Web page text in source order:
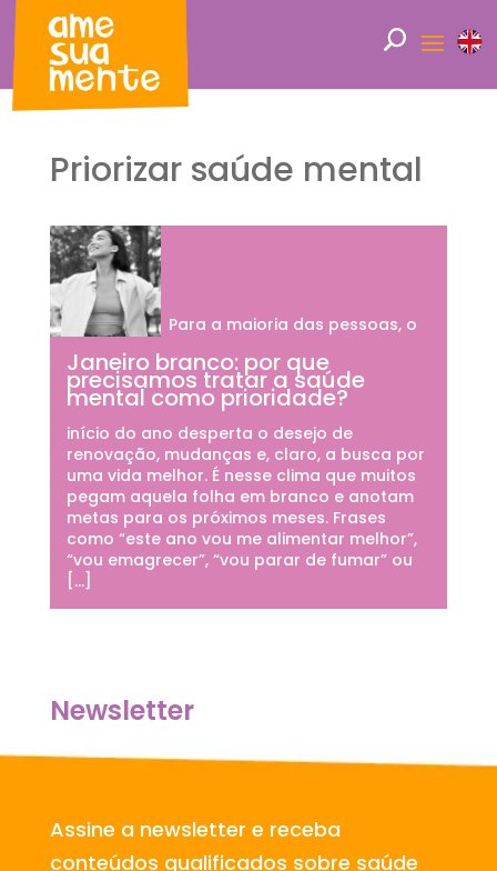
Priorizar saúde mental
Janeiro branco: por que
precisamos tratar a saúde
mental como prioridade?
Para a maioria das pessoas, o
início do ano desperta o desejo de
renovação, mudanças e, claro, a busca por
uma vida melhor. É nesse clima que muitos
pegam aquela folha em branco e anotam
metas para os próximos meses. Frases
como “este ano vou me alimentar melhor”,
“vou emagrecer”, “vou parar de fumar” ou
[…]
Newsletter
Assine a newsletter e receba
conteúdos qualificados sobre saúde